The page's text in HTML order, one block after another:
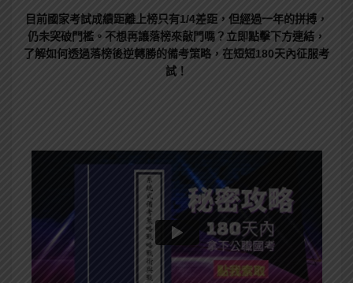
目前國家考試成績距離上榜只有1/4差距，但經過一年的拼搏，
仍未突破門檻。不想再讓落榜來敲門嗎？立即點擊下方連結，
了解如何透過落榜後逆轉勝的備考策略，在短短180天內征服考
試！